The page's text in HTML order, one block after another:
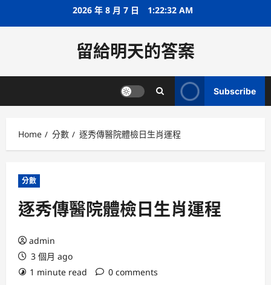
2026 年 8 月 7 日 1:22:32 AM
留給明天的答案
Subscribe
Home 分數 逐秀傳醫院體檢日生肖運程
分數
逐秀傳醫院體檢日生肖運程
admin
3 個月 ago
1 minute read
0 comments